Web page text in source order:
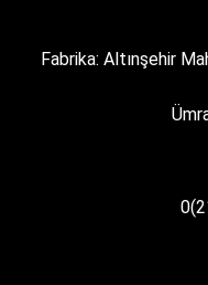
Fabrika: Altınşehir